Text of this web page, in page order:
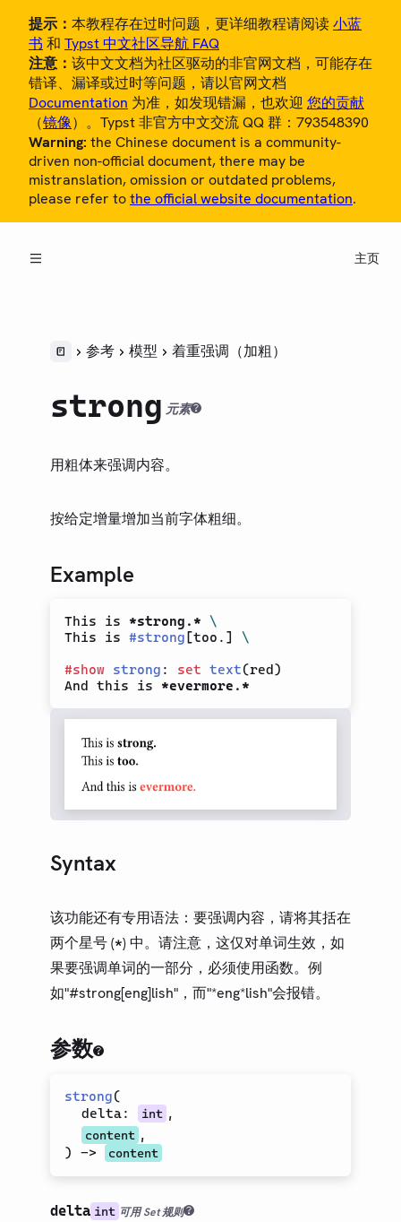
提示： 本教程存在过时问题，更详细教程请阅读小蓝
书 和 Typst 中文社区导航 FAQ
注意： 该中文文档为社区驱动的非官网文档，可能存在
错译、漏译或过时等问题，请以官网文档
Documentation 为准，如发现错漏，也欢迎 您的贡献
（镜像）。Typst 非官方中文交流 QQ 群：793548390
Warning: the Chinese document is a community-
driven non-official document, there may be
mistranslation, omission or outdated problems,
please refer tothe official website documentation.
主页
概览
教程
参考
样式
类型（旧）
基础
参考文献
引用
强调（斜体）
脚注
Heading
有序列表
Numbering
Outline
Paragraph Break
Reference
着重强调（加粗）
Table
Term List
文本
数学
可视化
内省
参考 模型 着重强调（加粗）
strong 元素
用粗体来强调内容。
按给定增量增加当前字体粗细。
Example
This is *strong.* \
This is #strong [too. ]
\
#show strong : set text(red)
And this is *evermore.*
Syntax
该功能还有专用语法：要强调内容，请将其括在
两个星号 (*) 中。请注意，这仅对单词生效，如
果要强调单词的一部分，必须使用函数。例
如"#strong[eng]lish"，而"*eng*lish"会报错。
参数
strong(
delta: int ,
content ,
) -> content
delta int 可用 Set 规则